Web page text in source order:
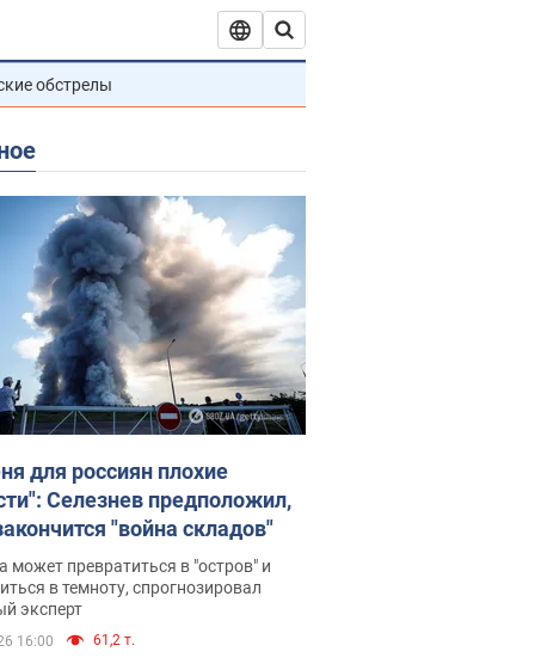
обстрелы
для россиян плохие
Селезнев предположил,
"война складов"
может превратиться в "остров" и
в темноту, спрогнозировал
эксперт
16:00 61,2 т.